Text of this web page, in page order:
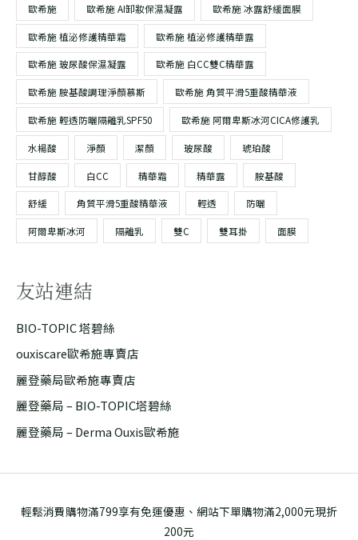
歐希施 歐希施 AI卸妝保濕凝露 歐希施 冰露舒緩面膜
歐希施 植泌修護精華霜 歐希施 植泌修護精華露
歐希施 玻尿酸保濕凝露 歐希施 白CC雙C精華露
歐希施 胺基酸調理淨顏慕斯 歐希施 角質平滑5重酸精華液
歐希施 輕透防曬隔離乳SPF50 歐希施 阿爾卑斯冰河CICA修護乳
水楊酸 淨顏 潔顏 玻尿酸 琥珀酸
甘醇酸 白CC 精華霜 精華露 胺基酸
舒緩 角質平滑5重酸精華液 輕透 防曬
阿爾卑斯冰河 隔離乳 雙C 雙耳掛 面膜
友站連結
BIO-TOPIC 塔碧絲
ouxiscare歐希施專賣店
麗登藥局歐希施專賣店
麗登藥局 – BIO-TOPIC塔碧絲
麗登藥局 – Derma Ouxis歐希施
輕鬆消費購物滿799享有免運優惠、網站下單購物滿2,000元現折
200元